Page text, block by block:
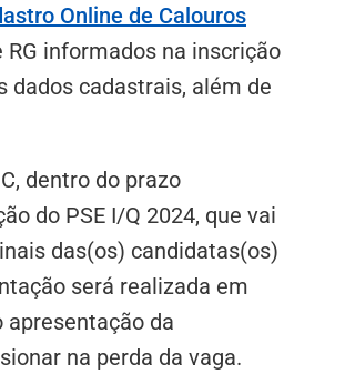
Online de Calouros
informados na inscrição
dados cadastrais, além de
dentro do prazo
do PSE I/Q 2024, que vai
das(os) candidatas(os)
será realizada em
apresentação da
na perda da vaga.